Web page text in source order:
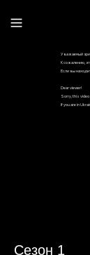
Сезон 1